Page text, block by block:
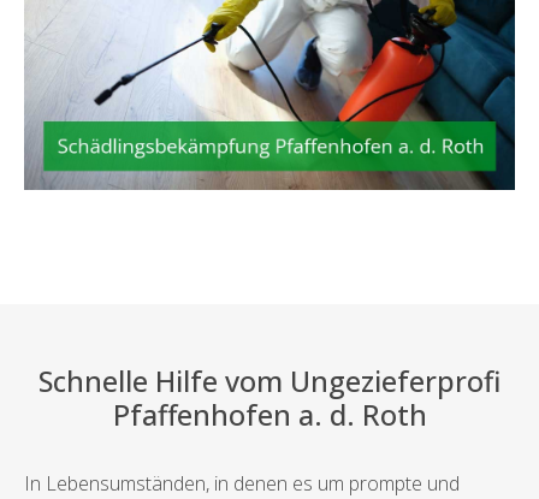
Schnelle Hilfe vom Ungezieferprofi
Pfaffenhofen a. d. Roth
In Lebensumständen, in denen es um prompte und